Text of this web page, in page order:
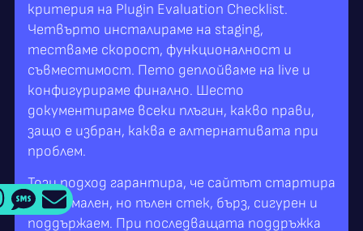
критерия на Plugin Evaluation Checklist.
Четвърто инсталираме на staging,
тестваме скорост, функционалност и
съвместимост. Пето деплойваме на live и
конфигурираме финално. Шесто
документираме всеки плъгин, какво прави,
защо е избран, каква е алтернативата при
проблем.
Този подход гарантира, че сайтът стартира
с минимален, но пълен стек, бърз, сигурен и
поддържаем. При последващата поддръжка